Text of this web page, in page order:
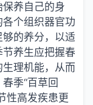
养自己的身
个组织器官功
的养分，以适
养生应把握春
理机能，从而
季“百草回
性高发疾患更